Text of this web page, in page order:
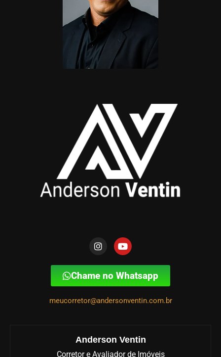
Chame no Whatsapp
meucorretor@andersonventin.com.br
Anderson Ventin
Corretor e Avaliador de Imóveis